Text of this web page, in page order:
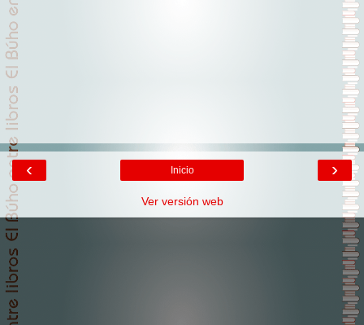
‹ ›
Inicio
Ver versión web